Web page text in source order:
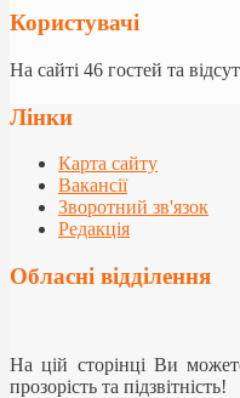
Користувачі
На сайті 46 гостей та
Лінки
Карта сайту
Вакансії
Зворотний зв'язок
Редакція
Обласні відділення
На цій сторінці Ви
прозорість та підзвітність!